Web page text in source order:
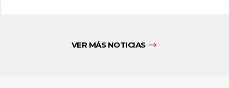
VER MÁS NOTICIAS